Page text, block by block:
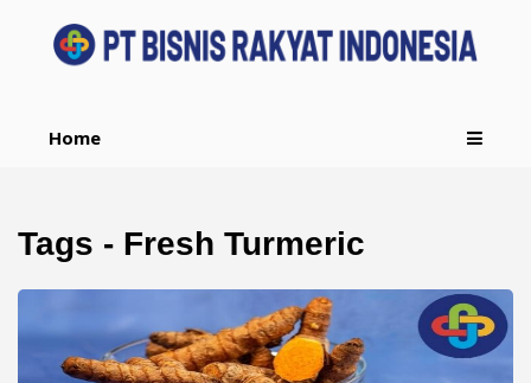
Home
Tags - Fresh Turmeric